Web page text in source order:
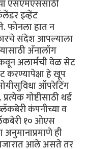
एसएमएससाठी
इव्हेंट
फोनला हात न
संदेश आपल्याला
अ‍ॅनालॉग
अलार्मची वेळ सेट
करण्यापेक्षा हे खूप
ऑपरेटिंग
गोष्टीसाठी थर्ड
कंपनीच्या व
१० ओएस
ही
आले असते तर